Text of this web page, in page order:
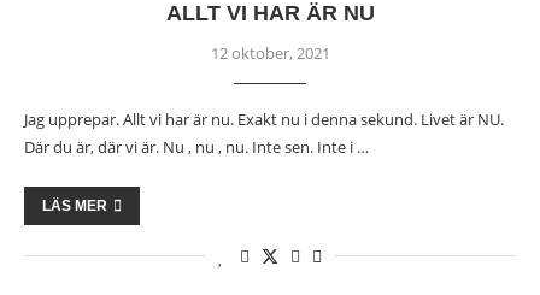
ALLT VI HAR ÄR NU
12 oktober, 2021
Jag upprepar. Allt vi har är nu. Exakt nu i denna sekund. Livet är NU.
Där du är, där vi är. Nu , nu , nu. Inte sen. Inte i …
LÄS MER